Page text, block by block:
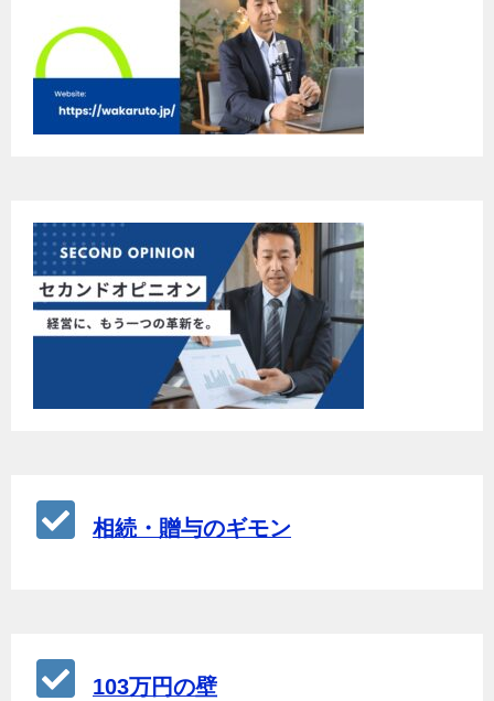
相続・贈与のギモン
103万円の壁